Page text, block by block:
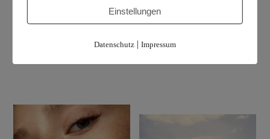
Einstellungen
Datenschutz| Impressum